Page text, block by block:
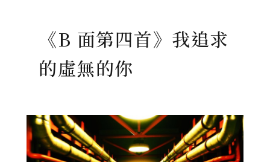
《B 面第四首》我追求
的虛無的你